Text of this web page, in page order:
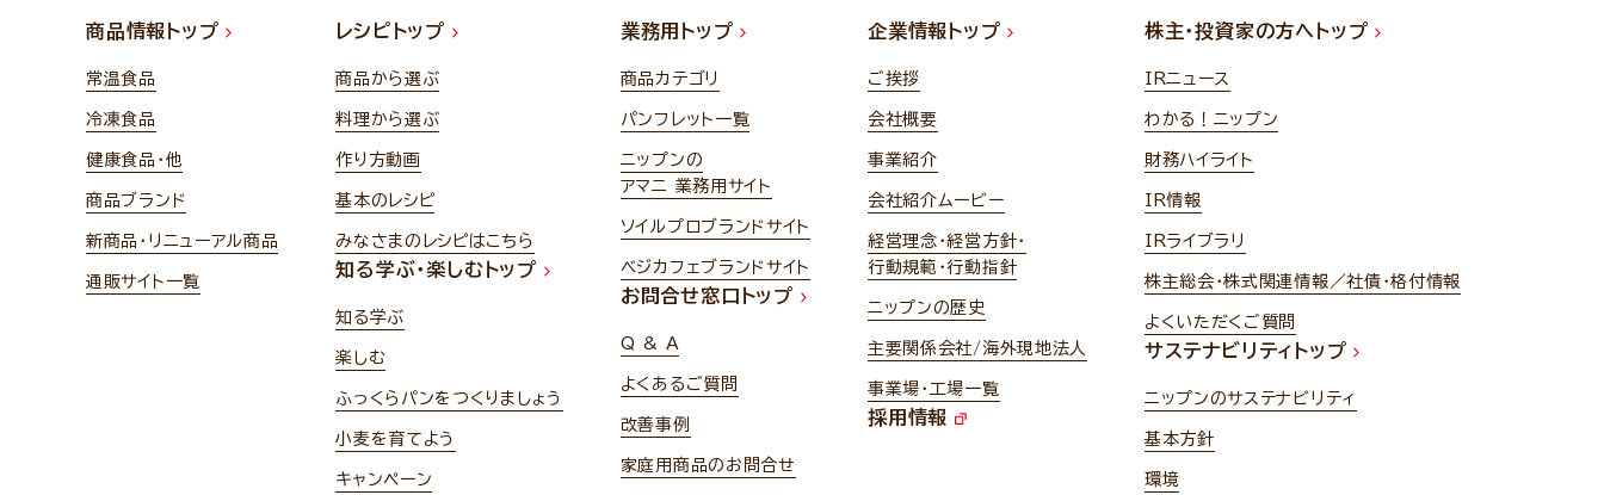
商品情報トップ
常温食品
冷凍食品
健康食品・他
商品ブランド
新商品・リニューアル商品
通販サイト一覧
レシピトップ
商品から選ぶ
料理から選ぶ
作り方動画
基本のレシピ
みなさまのレシピはこちら
知る学ぶ・楽しむトップ
知る学ぶ
楽しむ
ふっくらパンをつくりましょう
小麦を育てよう
キャンペーン
業務用トップ
商品カテゴリ
パンフレット一覧
ニップンの
アマニ 業務用サイト
ソイルプロブランドサイト
ベジカフェブランドサイト
お問合せ窓口トップ
Q & A
よくあるご質問
改善事例
家庭用商品のお問合せ
企業情報トップ
ご挨拶
会社概要
事業紹介
会社紹介ムービー
経営理念・経営方針・
行動規範・行動指針
ニップンの歴史
主要関係会社/海外現地法人
事業場・工場一覧
採用情報
株主・投資家の方へトップ
IRニュース
わかる！ニップン
財務ハイライト
IR情報
IRライブラリ
株主総会・株式関連情報／社債・格付情報
よくいただくご質問
サステナビリティトップ
ニップンのサステナビリティ
基本方針
環境